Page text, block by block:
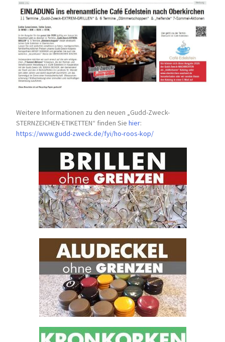
Weitere Informationen zu den neuen „Gudd-Zweck-
STERNZEICHEN-ETIKETTEN“ finden Siehier:
https://www.gudd-zweck.de/fyi/ho-roos-kop/